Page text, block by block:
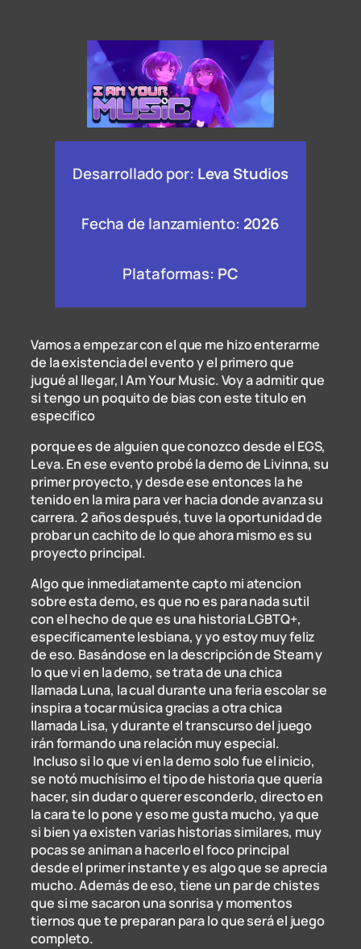
Desarrollado por: Leva Studios
Fecha de lanzamiento: 2026
Plataformas: PC
Vamos a empezar con el que me hizo enterarme
de la existencia del evento y el primero que
jugué al llegar, I Am Your Music. Voy a admitir que
si tengo un poquito de bias con este titulo en
especifico
porque es de alguien que conozco desde el EGS,
Leva. En ese evento probé la demo de Livinna, su
primer proyecto, y desde ese entonces la he
tenido en la mira para ver hacia donde avanza su
carrera. 2 años después, tuve la oportunidad de
probar un cachito de lo que ahora mismo es su
proyecto principal.
Algo que inmediatamente capto mi atencion
sobre esta demo, es que no es para nada sutil
con el hecho de que es una historia LGBTQ+,
especificamente lesbiana, y yo estoy muy feliz
de eso. Basándose en la descripción de Steam y
lo que vi en la demo, se trata de una chica
llamada Luna, la cual durante una feria escolar se
inspira a tocar música gracias a otra chica
llamada Lisa, y durante el transcurso del juego
irán formando una relación muy especial.
Incluso si lo que vi en la demo solo fue el inicio,
se notó muchísimo el tipo de historia que quería
hacer, sin dudar o querer esconderlo, directo en
la cara te lo pone y eso me gusta mucho, ya que
si bien ya existen varias historias similares, muy
pocas se animan a hacerlo el foco principal
desde el primer instante y es algo que se aprecia
mucho. Además de eso, tiene un par de chistes
que si me sacaron una sonrisa y momentos
tiernos que te preparan para lo que será el juego
completo.